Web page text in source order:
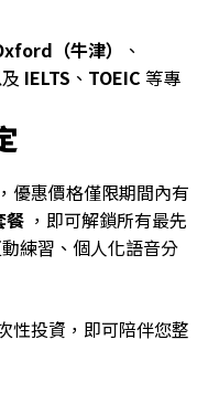
（牛津）
、
IELTS 、 TOEIC 等專
優惠價格僅限期間內有
餐 ，即可解鎖所有最先
練習、個人化語音分
性投資，即可陪伴您整